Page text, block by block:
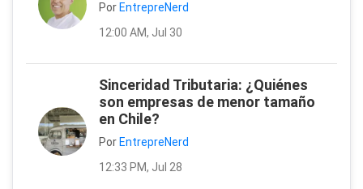
Por EntrepreNerd
12:00 AM, Jul 30
Sinceridad Tributaria: ¿Quiénes
son empresas de menor tamaño
en Chile?
Por EntrepreNerd
12:33 PM, Jul 28